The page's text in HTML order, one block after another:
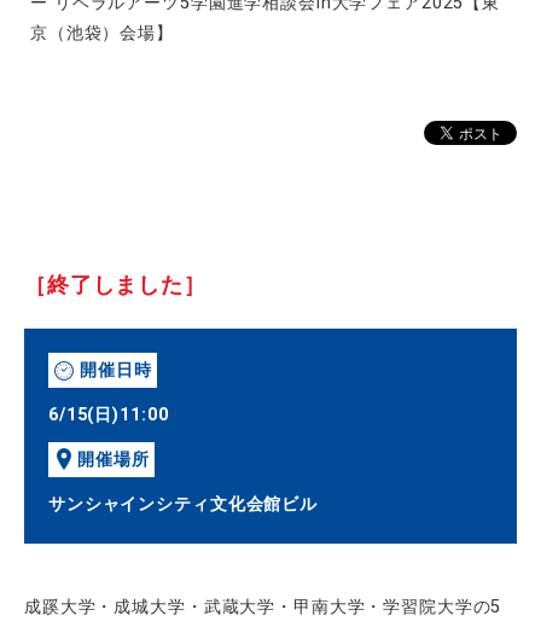
京（池袋）会場】
［終了しました］
開催日時
6/15(日)11:00
開催場所
サンシャインシティ文化会館ビル
成蹊大学・成城大学・武蔵大学・甲南大学・学習院大学の5